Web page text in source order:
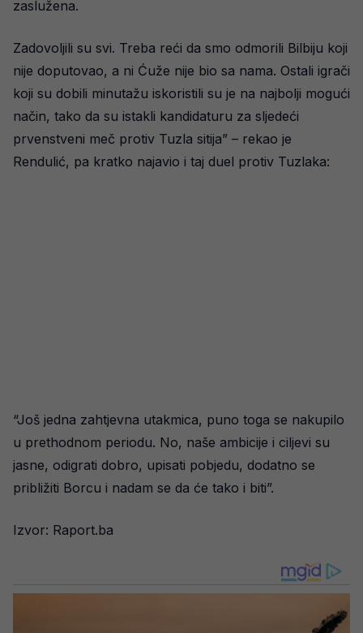
zaslužena.
Zadovoljili su svi. Treba reći da smo odmorili Bilbiju koji
nije doputovao, a ni Ćuže nije bio sa nama. Ostali igrači
koji su dobili minutažu iskoristili su je na najbolji mogući
način, tako da su istakli kandidaturu za sljedeći
prvenstveni meč protiv Tuzla sitija” – rekao je
Rendulić, pa kratko najavio i taj duel protiv Tuzlaka:
“Još jedna zahtjevna utakmica, puno toga se nakupilo
u prethodnom periodu. No, naše ambicije i ciljevi su
jasne, odigrati dobro, upisati pobjedu, dodatno se
približiti Borcu i nadam se da će tako i biti”.
Izvor: Raport.ba